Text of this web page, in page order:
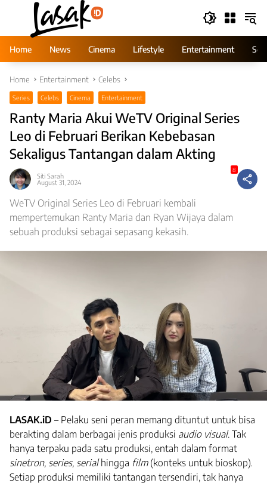
Home
News Cinema Lifestyle Entertainment
Home Entertainment Celebs
Series Celebs Cinema Entertainment
Ranty Maria Akui WeTV Original Series
Leo di Februari Berikan Kebebasan
Sekaligus Tantangan dalam Akting
Siti Sarah
August 31, 2024
8
WeTV Original Series Leo di Februari kembali
mempertemukan Ranty Maria dan Ryan Wijaya dalam
sebuah produksi sebagai sepasang kekasih.
LASAK.iD – Pelaku seni peran memang dituntut untuk bisa
berakting dalam berbagai jenis produksi audio visual. Tak
hanya terpaku pada satu produksi, entah dalam format
sinetron, series, serialhingga film(konteks untuk bioskop).
Setiap produksi memiliki tantangan tersendiri, tak hanya